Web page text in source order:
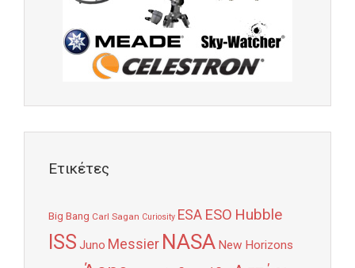
Ετικέτες
Big Bang Carl Sagan Curiosity ESA ESO Hubble
ISS Juno Messier NASA New Horizons